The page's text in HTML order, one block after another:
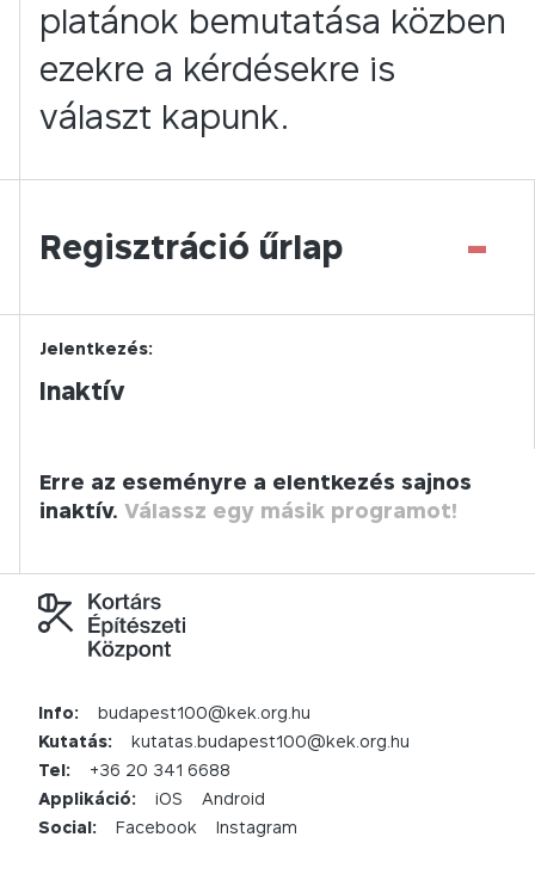
platánok bemutatása közben
ezekre a kérdésekre is
választ kapunk.
Regisztráció űrlap -
Jelentkezés:
Inaktív
Erre az eseményre a elentkezés sajnos
inaktív. Válassz egy másik programot!
Info:
budapest100@kek.org.hu
Kutatás:
kutatas.budapest100@kek.org.hu
Tel:
+36 20 341 6688
Applikáció:
iOS
Android
Social:
Facebook Instagram